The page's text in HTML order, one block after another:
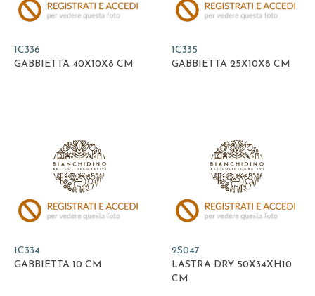
1C336
GABBIETTA 40X10X8 CM
1C335
GABBIETTA 25X10X8 CM
1C334
GABBIETTA 10 CM
2S047
LASTRA DRY 50X34XH10
CM